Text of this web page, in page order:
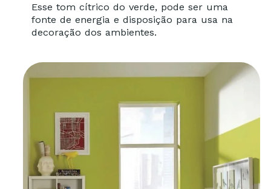
Esse tom cítrico do verde, pode ser uma
fonte de energia e disposição para usa na
decoração dos ambientes.